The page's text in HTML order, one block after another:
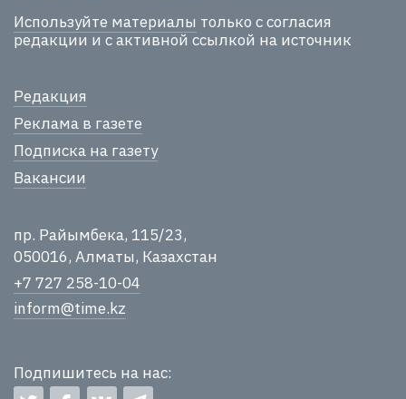
Используйте материалы только с согласия
редакции и с активной ссылкой на источник
Редакция
Реклама в газете
Подписка на газету
Вакансии
пр. Райымбека, 115/23,
050016, Алматы, Казахстан
+7 727 258-10-04
inform@time.kz
Подпишитесь на нас: